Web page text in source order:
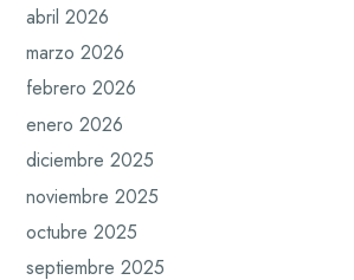
abril 2026
marzo 2026
febrero 2026
enero 2026
diciembre 2025
noviembre 2025
octubre 2025
septiembre 2025